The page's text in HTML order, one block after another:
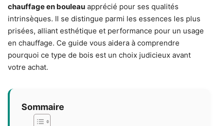
chauffage en bouleau apprécié pour ses qualités
intrinsèques. Il se distingue parmi les essences les plus
prisées, alliant esthétique et performance pour un usage
en chauffage. Ce guide vous aidera à comprendre
pourquoi ce type de bois est un choix judicieux avant
votre achat.
Sommaire